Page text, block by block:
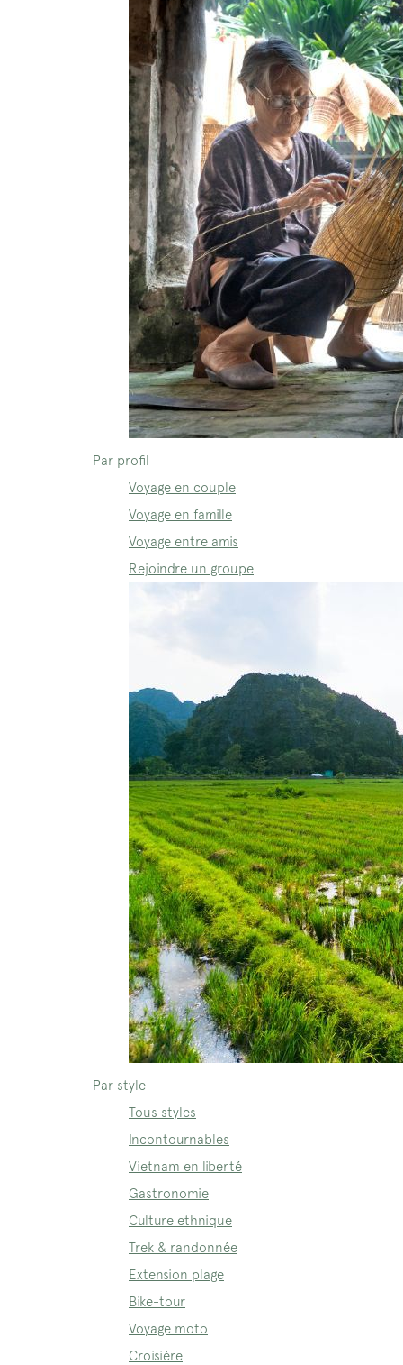
Par profil
Voyage en couple
Voyage en famille
Voyage entre amis
Rejoindre un groupe
Par style
Tous styles
Incontournables
Vietnam en liberté
Gastronomie
Culture ethnique
Trek & randonnée
Extension plage
Bike-tour
Voyage moto
Croisière